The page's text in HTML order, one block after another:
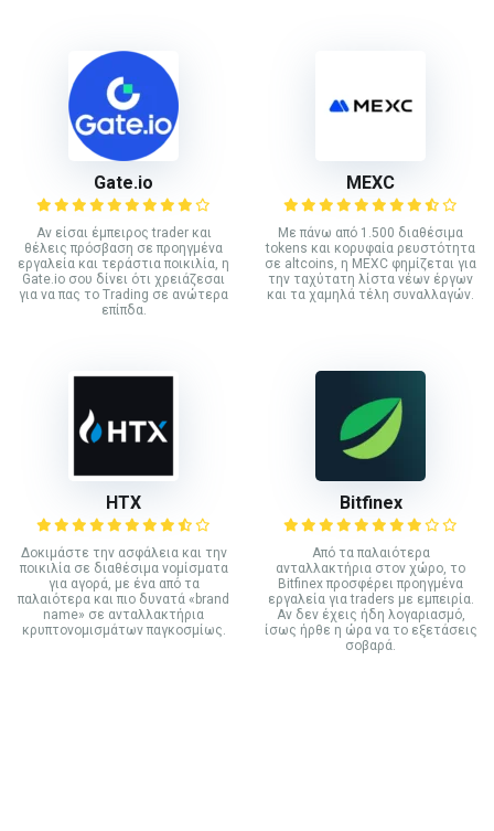
Gate.io
Αν είσαι έμπειρος trader και
θέλεις πρόσβαση σε προηγμένα
εργαλεία και τεράστια ποικιλία, η
Gate.io σου δίνει ότι χρειάζεσαι
για να πας το Trading σε ανώτερα
επίπδα.
MEXC
Με πάνω από 1.500 διαθέσιμα
tokens και κορυφαία ρευστότητα
σε altcoins, η MEXC φημίζεται για
την ταχύτατη λίστα νέων έργων
και τα χαμηλά τέλη συναλλαγών.
HTX
Δοκιμάστε την ασφάλεια και την
ποικιλία σε διαθέσιμα νομίσματα
για αγορά, με ένα από τα
παλαιότερα και πιο δυνατά «brand
name» σε ανταλλακτήρια
κρυπτονομισμάτων παγκοσμίως.
Bitfinex
Από τα παλαιότερα
ανταλλακτήρια στον χώρο, το
Bitfinex προσφέρει προηγμένα
εργαλεία για traders με εμπειρία.
Αν δεν έχεις ήδη λογαριασμό,
ίσως ήρθε η ώρα να το εξετάσεις
σοβαρά.